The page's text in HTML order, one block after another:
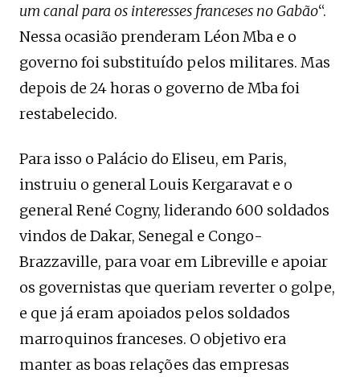
um canal para os interesses franceses no Gabão“.
Nessa ocasião prenderam Léon Mba e o
governo foi substituído pelos militares. Mas
depois de 24 horas o governo de Mba foi
restabelecido.
Para isso o Palácio do Eliseu, em Paris,
instruiu o general Louis Kergaravat e o
general René Cogny, liderando 600 soldados
vindos de Dakar, Senegal e Congo-
Brazzaville, para voar em Libreville e apoiar
os governistas que queriam reverter o golpe,
e que já eram apoiados pelos soldados
marroquinos franceses. O objetivo era
manter as boas relações das empresas